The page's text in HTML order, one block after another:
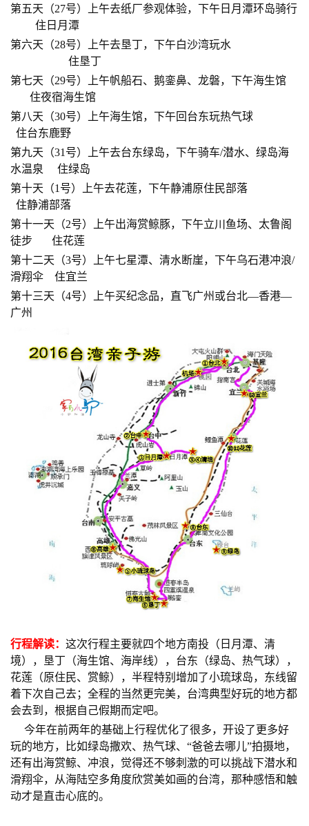
第五天（27号）上午去纸厂参观体验，下午日月潭环岛骑行
住日月潭
第六天（28号）上午去垦丁，下午白沙湾玩水
住垦丁
第七天（29号）上午帆船石、鹅銮鼻、龙磐，下午海生馆
住夜宿海生馆
第八天（30号）上午海生馆，下午回台东玩热气球
住台东鹿野
第九天（31号）上午去台东绿岛，下午骑车/潜水、绿岛海
水温泉
住绿岛
第十天（1号）上午去花莲， 下午静浦原住民部落
住静浦部落
第十一天（2号）上午出海赏鲸豚，下午立川鱼场、太鲁阁
徒步
住花莲
第十二天（3号）上午七星潭、清水断崖，下午乌石港冲浪/
滑翔伞 住宜兰
第十三天（4号）上午买纪念品，直飞广州或台北—香港—
广州
行程解读： 这次行程主要就四个地方南投（日月潭、清
境），垦丁（海生馆、海岸线），台东（绿岛、热气球），
花莲（原住民、赏鲸），半程特别增加了小琉球岛，东线留
着下次自己去；全程的当然更完美，台湾典型好玩的地方都
会去到，根据自己假期而定吧。
今年在前两年的基础上行程优化了很多，开设了更多好
玩的地方，比如绿岛撒欢、热气球、“爸爸去哪儿”拍摄地，
还有出海赏鲸、冲浪，觉得还不够刺激的可以挑战下潜水和
滑翔伞，从海陆空多角度欣赏美如画的台湾，那种感悟和触
动才是直击心底的。